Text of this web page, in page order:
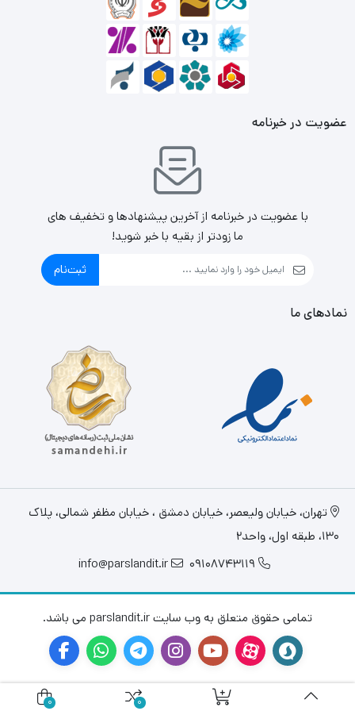
مداوم باعث تعریق دستان شما نمی‌شود.
آن از نوع RGB بوده و کاملاً نشانه‌های یک
ماوس گیمینگ حرفه‌ای را دارد. از اقلام همراه آن می‌توان به یک
طراحی و ظاهری زیبا و منحصربه‌فرد که می‌تواند جلوه زیبایی به
میز شما ببخشد.
عضویت در خبرنامه
با عضویت در خبرنامه از آخرین پیشنهادها و تخفیف های
ما زودتر از بقیه با خبر شوید!
ثبت‌نام
نمادهای ما
تهران، خيابان وليعصر، خیابان دمشق ، خیابان مظفر شمالی، پلاک
130، طبقه اول، واحد2
09108743119
info@parslandit.ir
تمامی حقوق متعلق به وب سایت parslandit.ir می باشد.
0
0